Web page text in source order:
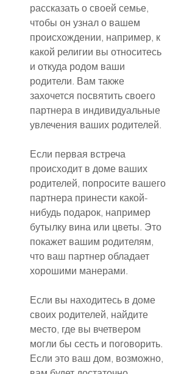
рассказать о своей семье,
чтобы он узнал о вашем
происхождении, например, к
какой религии вы относитесь
и откуда родом ваши
родители. Вам также
захочется посвятить своего
партнера в индивидуальные
увлечения ваших родителей.
Если первая встреча
происходит в доме ваших
родителей, попросите вашего
партнера принести какой-
нибудь подарок, например
бутылку вина или цветы. Это
покажет вашим родителям,
что ваш партнер обладает
хорошими манерами.
Если вы находитесь в доме
своих родителей, найдите
место, где вы вчетвером
могли бы сесть и поговорить.
Если это ваш дом, возможно,